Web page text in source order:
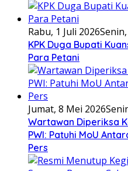
Rabu, 1 Juli 2026
KPK Duga Bupati
Para Petani
Jumat, 8 Mei 2026
Wartawan Diperiksa
PWI: Patuhi MoU
Pers